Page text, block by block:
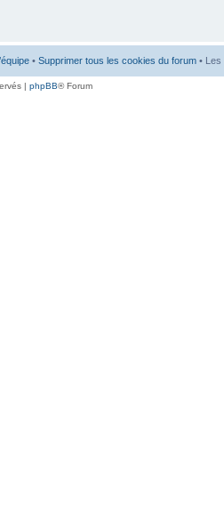
• Supprimer tous les cookies du forum •
| phpBB® Forum